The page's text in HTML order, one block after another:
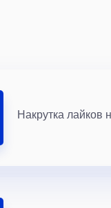
Накрутка лайков